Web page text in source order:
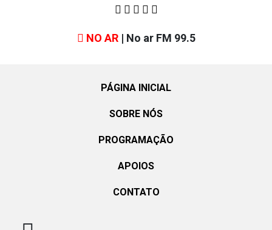
NO AR| No ar FM 99.5
PÁGINA INICIAL
SOBRE NÓS
PROGRAMAÇÃO
APOIOS
CONTATO